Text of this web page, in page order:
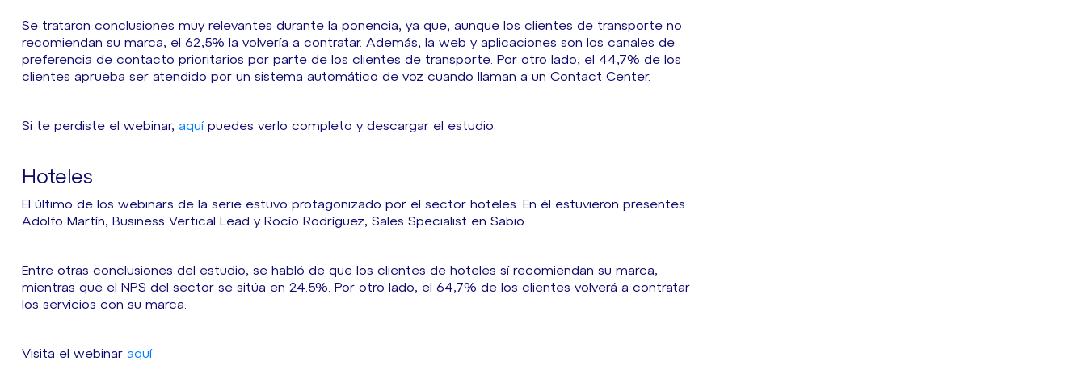
Se trataron conclusiones muy relevantes durante la ponencia, ya que, aunque los clientes de transporte no
recomiendan su marca, el 62,5% la volvería a contratar. Además, la web y aplicaciones son los canales de
preferencia de contacto prioritarios por parte de los clientes de transporte. Por otro lado, el 44,7% de los
clientes aprueba ser atendido por un sistema automático de voz cuando llaman a un Contact Center.
Si te perdiste el webinar, aquí puedes verlo completo y descargar el estudio.
Hoteles
El último de los webinars de la serie estuvo protagonizado por el sector hoteles. En él estuvieron presentes
Adolfo Martín, Business Vertical Lead y Rocío Rodríguez, Sales Specialist en Sabio.
Entre otras conclusiones del estudio, se habló de que los clientes de hoteles sí recomiendan su marca,
mientras que el NPS del sector se sitúa en 24.5%. Por otro lado, el 64,7% de los clientes volverá a contratar
los servicios con su marca.
Visita el webinar aquí